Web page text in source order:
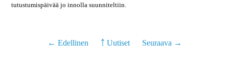
tutustumispäivää jo innolla suunniteltiin.
← Edellinen ￪ Uutiset Seuraava →